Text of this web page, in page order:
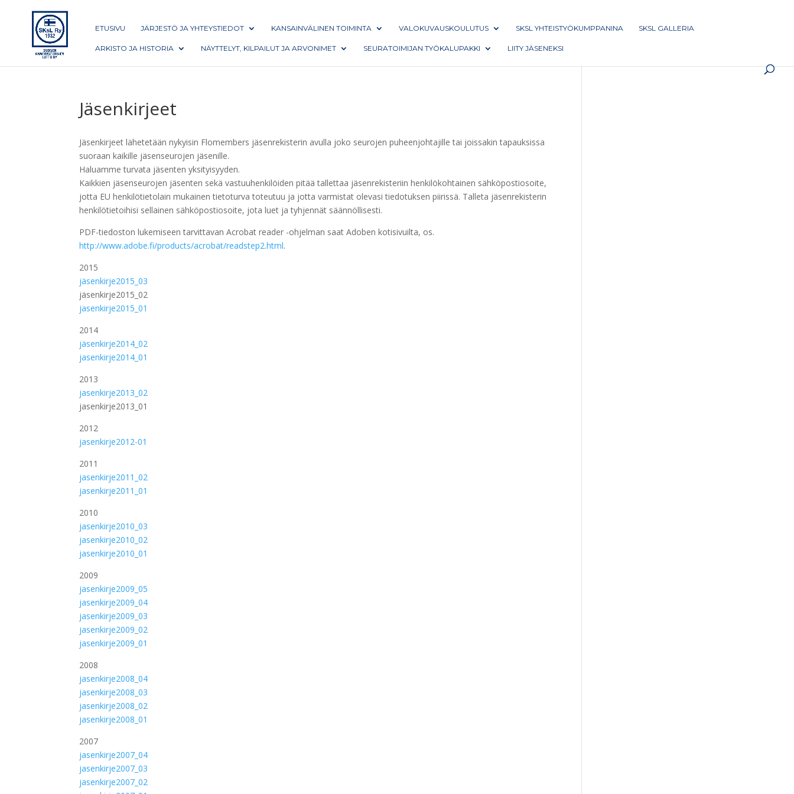
ETUSIVU JÄRJESTÖ JA YHTEYSTIEDOT KANSAINVÄLINEN TOIMINTA VALOKUVAUSKOULUTUS SKSL YHTEISTYÖKUMPPANINA SKSL GALLERIA
ARKISTO JA HISTORIA NÄYTTELYT, KILPAILUT JA ARVONIMET SEURATOIMIJAN TYÖKALUPAKKI LIITY JÄSENEKSI
Jäsenkirjeet
Jäsenkirjeet lähetetään nykyisin Flomembers jäsenrekisterin avulla joko seurojen puheenjohtajille tai joissakin tapauksissa
suoraan kaikille jäsenseurojen jäsenille.
Haluamme turvata jäsenten yksityisyyden.
Kaikkien jäsenseurojen jäsenten sekä vastuuhenkilöiden pitää tallettaa jäsenrekisteriin henkilökohtainen sähköpostiosoite,
jotta EU henkilötietolain mukainen tietoturva toteutuu ja jotta varmistat olevasi tiedotuksen piirissä. Talleta jäsenrekisterin
henkilötietoihisi sellainen sähköpostiosoite, jota luet ja tyhjennät säännöllisesti.
PDF-tiedoston lukemiseen tarvittavan Acrobat reader -ohjelman saat Adoben kotisivuilta, os.
http://www.adobe.fi/products/acrobat/readstep2.html.
2015
jäsenkirje2015_03
jäsenkirje2015_02
jasenkirje2015_01
2014
jäsenkirje2014_02
jasenkirje2014_01
2013
jasenkirje2013_02
jasenkirje2013_01
2012
jasenkirje2012-01
2011
jasenkirje2011_02
jasenkirje2011_01
2010
jasenkirje2010_03
jasenkirje2010_02
jasenkirje2010_01
2009
jasenkirje2009_05
jasenkirje2009_04
jasenkirje2009_03
jasenkirje2009_02
jasenkirje2009_01
2008
jasenkirje2008_04
jasenkirje2008_03
jasenkirje2008_02
jasenkirje2008_01
2007
jasenkirje2007_04
jasenkirje2007_03
jasenkirje2007_02